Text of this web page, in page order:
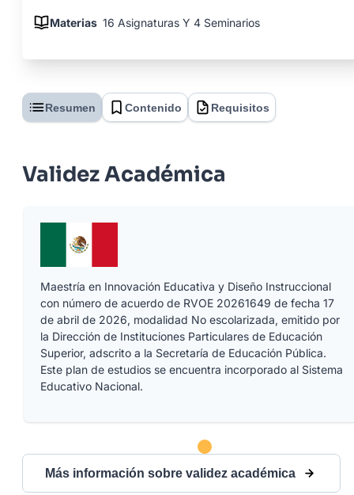
Materias 16 Asignaturas Y 4 Seminarios
Resumen Contenido Requisitos
Validez Académica
Maestría en Innovación Educativa y Diseño Instruccional
con número de acuerdo de RVOE 20261649 de fecha 17
de abril de 2026, modalidad No escolarizada, emitido por
la Dirección de Instituciones Particulares de Educación
Superior, adscrito a la Secretaría de Educación Pública.
Este plan de estudios se encuentra incorporado al Sistema
Educativo Nacional.
Más información sobre validez académica